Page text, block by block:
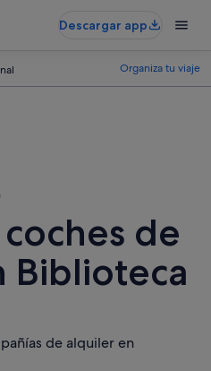
Descargar app
Organiza tu viaje
de
Biblioteca
de alquiler en